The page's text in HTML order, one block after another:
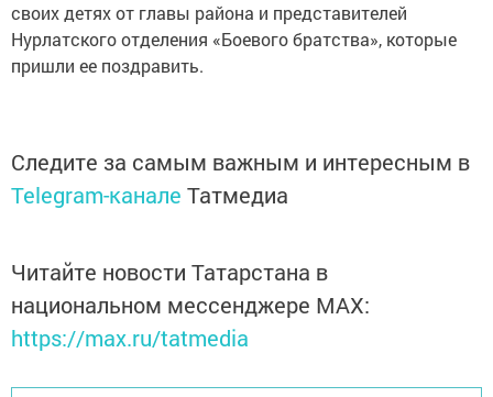
своих детях от главы района и представителей
Нурлатского отделения «Боевого братства», которые
пришли ее поздравить.
Следите за самым важным и интересным в
Telegram-канале Татмедиа
Читайте новости Татарстана в
национальном мессенджере MАХ:
https://max.ru/tatmedia